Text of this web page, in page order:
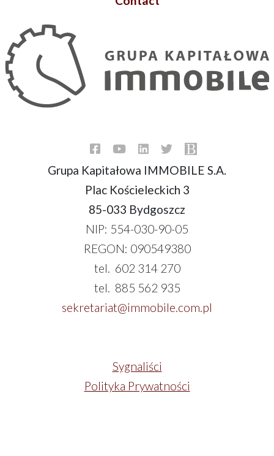
Grupa Kapitałowa IMMOBILE S.A.
Plac Kościeleckich 3
85-033 Bydgoszcz
NIP: 554-030-90-05
REGON: 090549380
tel. 602 314 270
tel. 885 562 935
sekretariat@immobile.com.pl
Sygnaliści
Polityka Prywatności